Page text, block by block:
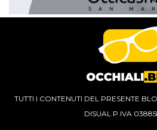
TUTTI I CONTENUTI DEL PRESENTE
DISUAL P.IVA